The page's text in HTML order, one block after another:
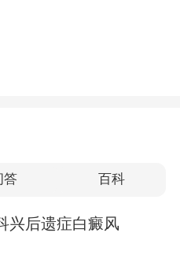
答 百科
兴后遗症白癜风